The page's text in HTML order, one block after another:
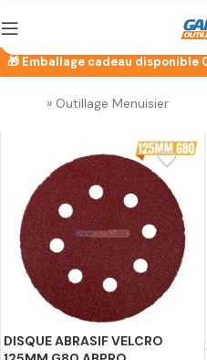
» Outillage Menuisier
DISQUE ABRASIF VELCRO